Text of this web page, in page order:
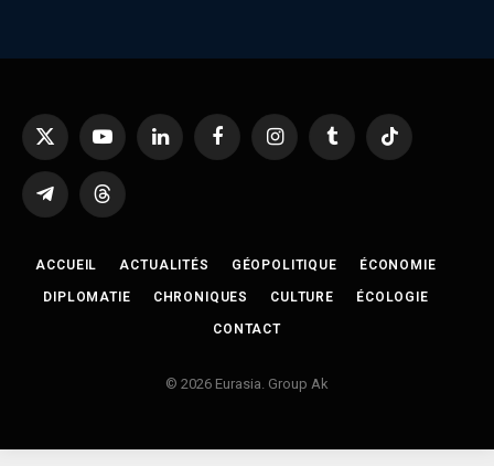
X
YouTubeLinkedIn FacebookInstagramTumblr TikTok
TelegramThreads
ACCUEIL ACTUALITÉS GÉOPOLITIQUE ÉCONOMIE
DIPLOMATIE CHRONIQUES CULTURE ÉCOLOGIE
CONTACT
© 2026 Eurasia. Group Ak